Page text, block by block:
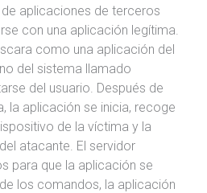
aplicaciones de terceros
con una aplicación legítima.
como una aplicación del
del sistema llamado
del usuario. Después de
la aplicación se inicia, recoge
de la víctima y la
atacante. El servidor
para que la aplicación se
los comandos, la aplicación